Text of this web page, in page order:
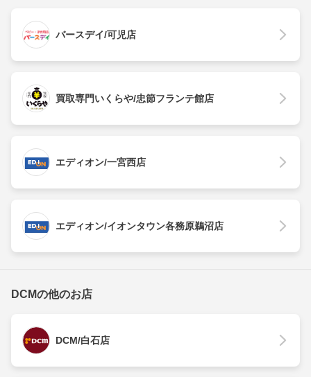
バースデイ/可児店
買取専門いくらや/忠節フランテ館店
エディオン/一宮西店
エディオン/イオンタウン各務原鵜沼店
DCMの他のお店
DCM/白石店